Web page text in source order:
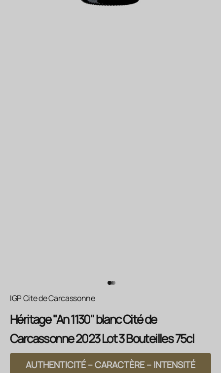
Aller à l'élément 1
Aller à l'élément 2
Aller à l'élément 3
IGP Cite de Carcassonne
Héritage "An 1130" blanc Cité de
Carcassonne 2023 Lot 3 Bouteilles 75cl
AUTHENTICITÉ – CARACTÈRE – INTENSITÉ